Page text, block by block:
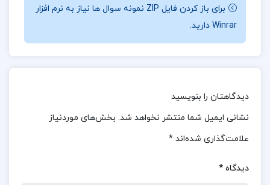
سختی‌ها افزایش دهد. مغز انسان نیاز به کنترل و
هدایت دارد. فردی که قدرت کنترل اندیشه‌های خود را
پیدا کند، می‌تواند بر مشکلات روانی خود غلبه کند و
زندگی‌اش را به سمت بهبود و پیشرفت سوق دهد.
می‌توانیم از قدرت ذهن خود بهره‌برداری کنیم. دکتر
مالتز، با فرمول شگفت‌انگیز خود، تضمین می‌کند که
زندگی شما برای همیشه تغییر خواهد کرد. او ثابت
برای باز کردن فایل ZIP نمونه سوال ها نیاز به نرم افزار
Winrar دارید.
دیدگاهتان را بنویسید
نشانی ایمیل شما منتشر نخواهد شد. بخش‌های موردنیاز
علامت‌گذاری شده‌اند *
دیدگاه *